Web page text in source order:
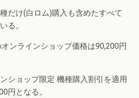
だけ(白ロム)購入も含めたすべて
る。
ンラインショップ価格は90,200円
ショップ限定 機種購入割引を適用
円となる。